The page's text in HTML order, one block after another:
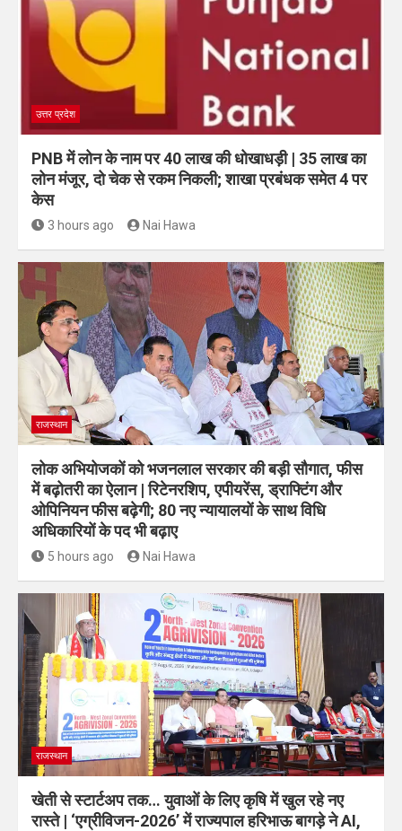
उत्तर प्रदेश
PNB में लोन के नाम पर 40 लाख की धोखाधड़ी | 35 लाख का
लोन मंजूर, दो चेक से रकम निकली; शाखा प्रबंधक समेत 4 पर
केस
3 hours ago Nai Hawa
राजस्थान
लोक अभियोजकों को भजनलाल सरकार की बड़ी सौगात, फीस
में बढ़ोतरी का ऐलान | रिटेनरशिप, एपीयरेंस, ड्राफ्टिंग और
ओपिनियन फीस बढ़ेगी; 80 नए न्यायालयों के साथ विधि
अधिकारियों के पद भी बढ़ाए
5 hours ago Nai Hawa
राजस्थान
खेती से स्टार्टअप तक… युवाओं के लिए कृषि में खुल रहे नए
रास्ते | ‘एग्रीविजन-2026’ में राज्यपाल हरिभाऊ बागड़े ने AI,